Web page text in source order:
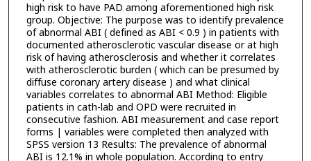
high risk to have PAD among aforementioned high risk
group. Objective: The purpose was to identify prevalence
of abnormal ABI ( defined as ABI < 0.9 ) in patients with
documented atherosclerotic vascular disease or at high
risk of having atherosclerosis and whether it correlates
with atherosclerotic burden ( which can be presumed by
diffuse coronary artery disease ) and what clinical
variables correlates to abnormal ABI Method: Eligible
patients in cath-lab and OPD were recruited in
consecutive fashion. ABI measurement and case report
forms | variables were completed then analyzed with
SPSS version 13 Results: The prevalence of abnormal
ABI is 12.1% in whole population. According to entry